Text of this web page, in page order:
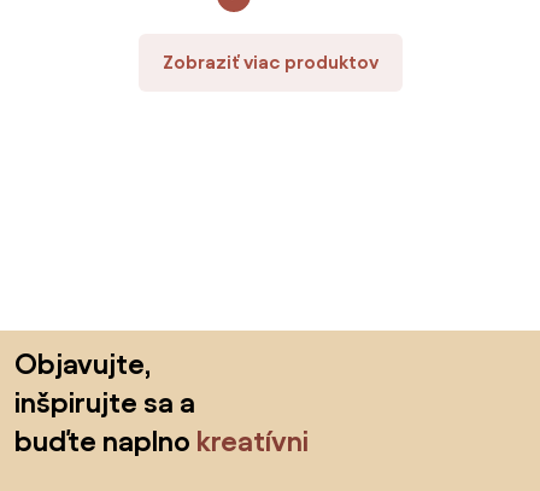
Zobraziť viac produktov
Objavujte,
inšpirujte sa a
buďte naplno kreatívni